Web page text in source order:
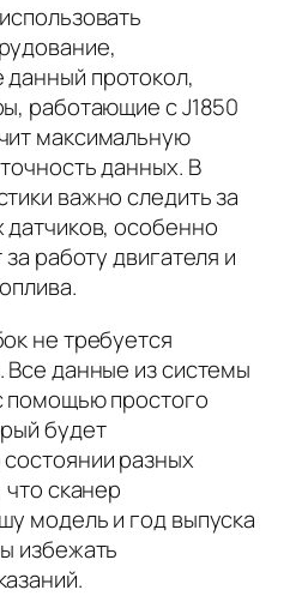
протокол,
работающие с J1850
максимальную
данных. В
важно следить за
датчиков, особенно
работу двигателя и
не требуется
данные из системы
помощью простого
будет
разных
сканер
модель и год выпуска
избежать